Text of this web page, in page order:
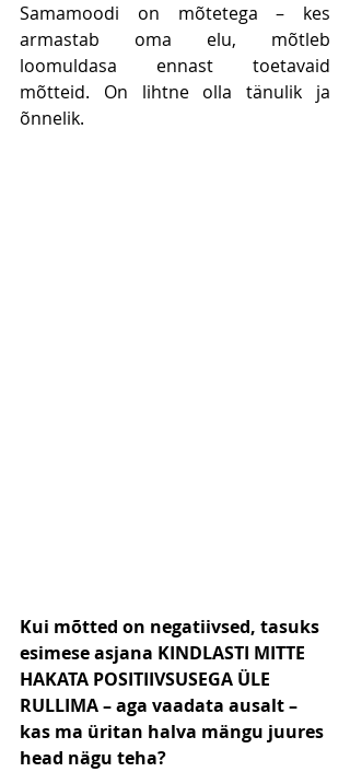
Samamoodi on mõtetega – kes
armastab oma elu, mõtleb
loomuldasa ennast toetavaid
mõtteid. On lihtne olla tänulik ja
õnnelik.
Kui mõtted on negatiivsed, tasuks
esimese asjana KINDLASTI MITTE
HAKATA POSITIIVSUSEGA ÜLE
RULLIMA – aga vaadata ausalt –
kas ma üritan halva mängu juures
head nägu teha?